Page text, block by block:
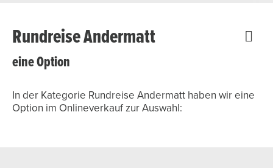
Rundreise Andermatt
eine Option
In der Kategorie Rundreise Andermatt haben wir eine
Option im Onlineverkauf zur Auswahl: